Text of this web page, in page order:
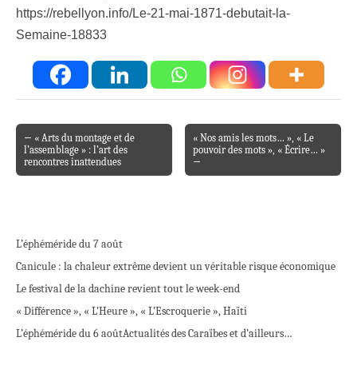
https://rebellyon.info/Le-21-mai-1871-debutait-la-
Semaine-18833
Post navigation
← « Arts du montage et de
l’assemblage » : l’art des
rencontres inattendues
« Nos amis les mots… », « Le
pouvoir des mots », « Écrire… »
→
L’éphéméride du 7 août
Canicule : la chaleur extrême devient un véritable risque économique
Le festival de la dachine revient tout le week-end
« Différence », « L’Heure », « L’Escroquerie », Haïti
L’éphéméride du 6 aoûtActualités des Caraïbes et d’ailleurs…